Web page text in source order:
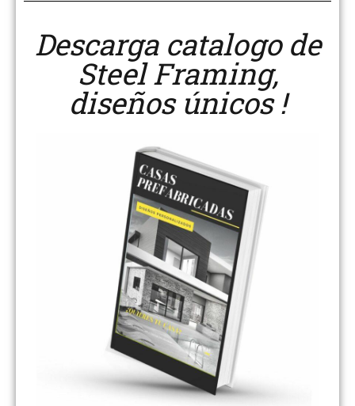
Descarga catalogo de
Steel Framing,
diseños únicos !